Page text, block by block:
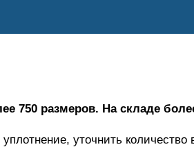
750 размеров. На складе
уточнить